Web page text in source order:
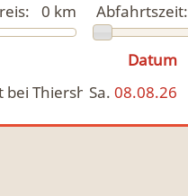
0 km Abfahrtszeit:
Datum
bei Thiersheim
Sa. 08.08.26